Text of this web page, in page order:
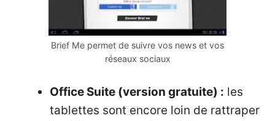
Brief Me permet de suivre vos news et vos
réseaux sociaux
Office Suite (version gratuite) : les
tablettes sont encore loin de rattraper